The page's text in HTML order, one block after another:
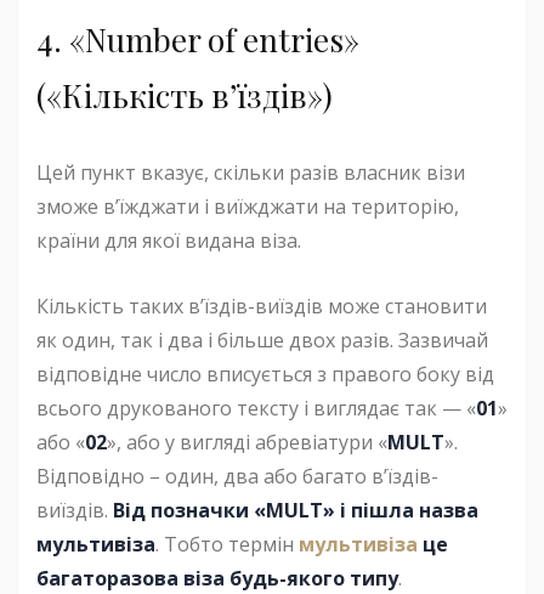
4. «Number of entries»
(«Кількість в’їздів»)
Цей пункт вказує, скільки разів власник візи
зможе в’їжджати і виїжджати на територію,
країни для якої видана віза.
Кількість таких в’їздів-виїздів може становити
як один, так і два і більше двох разів. Зазвичай
відповідне число вписується з правого боку від
всього друкованого тексту і виглядає так — «01»
або «02», або у вигляді абревіатури «MULT».
Відповідно – один, два або багато в’їздів-
виїздів. Від позначки «MULT» і пішла назва
мультивіза. Тобто термін мультивіза це
багаторазова віза будь-якого типу.